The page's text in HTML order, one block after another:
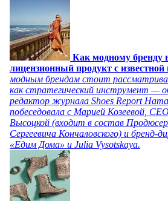
Как модному бренду
лицензионный продукт с известной
модным брендам стоит
как стратегический инструмент —
редактор журнала Shoes Report
побеседовала с Марией Козеевой,
Высоцкой (входит в состав
Сергеевича Кончаловского) и бренд-
«Едим Дома» и Julia Vysotskaya.